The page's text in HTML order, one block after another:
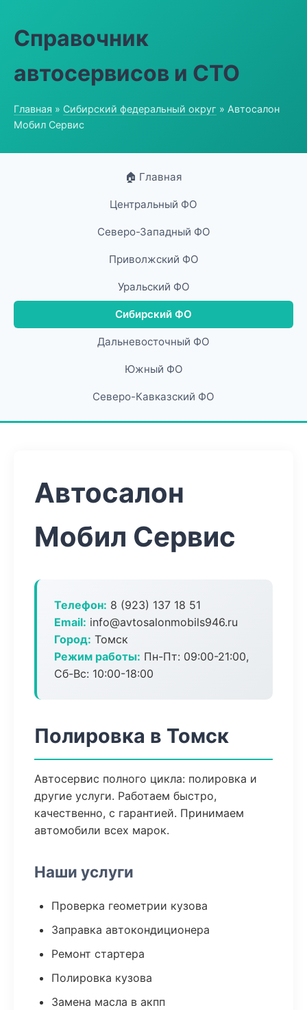
Справочник
автосервисов и СТО
Главная » Сибирский федеральный округ » Автосалон
Мобил Сервис
🏠 Главная
Центральный ФО
Северо-Западный ФО
Приволжский ФО
Уральский ФО
Сибирский ФО
Дальневосточный ФО
Южный ФО
Северо-Кавказский ФО
Автосалон
Мобил Сервис
Телефон: 8 (923) 137 18 51
Email: info@avtosalonmobils946.ru
Город: Томск
Режим работы: Пн-Пт: 09:00-21:00,
Сб-Вс: 10:00-18:00
Полировка в Томск
Автосервис полного цикла: полировка и
другие услуги. Работаем быстро,
качественно, с гарантией. Принимаем
автомобили всех марок.
Наши услуги
Проверка геометрии кузова
Заправка автокондиционера
Ремонт стартера
Полировка кузова
Замена масла в акпп